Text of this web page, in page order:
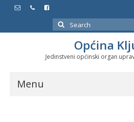
Search
for:
Općina
Jedinstveni općinski organ
Menu